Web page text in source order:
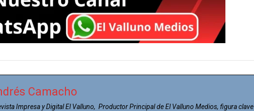
Camacho
Impresa y Digital El Valluno, Productor Principal de El Valluno Medios, figura clave